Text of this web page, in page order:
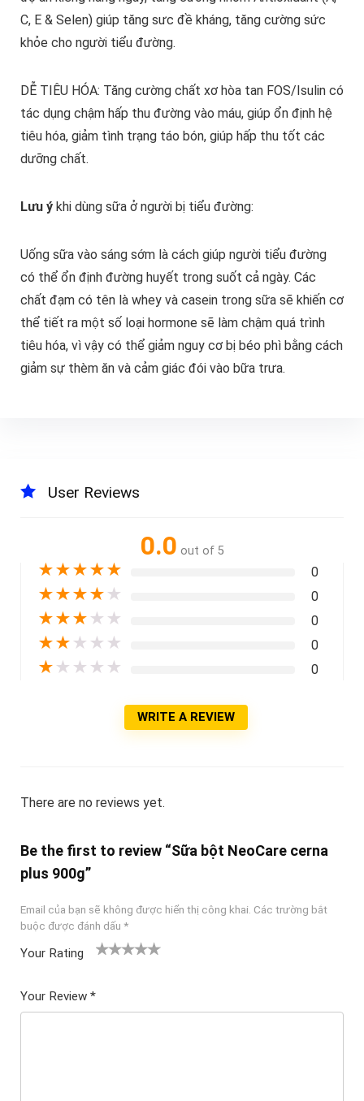
C, E & Selen) giúp tăng sưc đề kháng, tăng cường sức
khỏe cho người tiểu đường.
DỄ TIÊU HÓA: Tăng cường chất xơ hòa tan FOS/Isulin có
tác dụng chậm hấp thu đường vào máu, giúp ổn định hệ
tiêu hóa, giảm tình trạng táo bón, giúp hấp thu tốt các
dưỡng chất.
Lưu ýkhi dùng sữa ở người bị tiểu đường:
Uống sữa vào sáng sớm là cách giúp người tiểu đường
có thể ổn định đường huyết trong suốt cả ngày. Các
chất đạm có tên là whey và casein trong sữa sẽ khiến cơ
thể tiết ra một số loại hormone sẽ làm chậm quá trình
tiêu hóa, vì vậy có thể giảm nguy cơ bị béo phì bằng cách
giảm sự thèm ăn và cảm giác đói vào bữa trưa.
User Reviews
0.0 out of 5
★★★★★ 0
★★★★ ★ 0
★★★ ★ ★ 0
★★ ★ ★ ★ 0
★ ★ ★ ★ ★ 0
WRITE A REVIEW
There are no reviews yet.
Be the first to review “Sữa bột NeoCare cerna
plus 900g”
Email của bạn sẽ không được hiển thị công khai. Các trường bắt
buộc được đánh dấu *
Your Rating
ê
5
Your Review *